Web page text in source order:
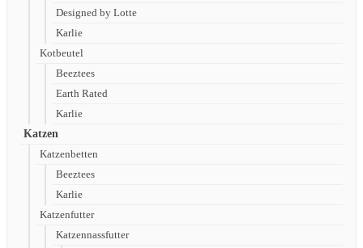
Designed by Lotte
Karlie
Kotbeutel
Beeztees
Earth Rated
Karlie
Katzen
Katzenbetten
Beeztees
Karlie
Katzenfutter
Katzennassfutter